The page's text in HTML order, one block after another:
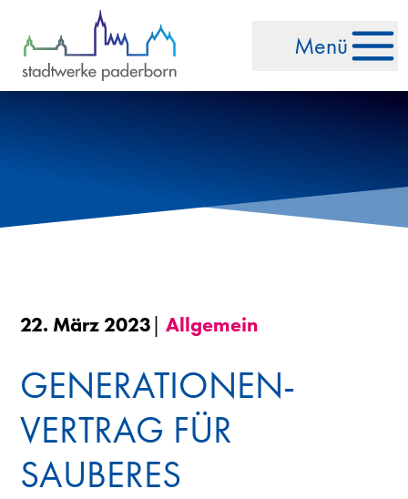
Zum Inhalt springen
Menü
22. März 2023| Allgemein
GENERATIONEN-
VERTRAG FÜR
SAUBERES